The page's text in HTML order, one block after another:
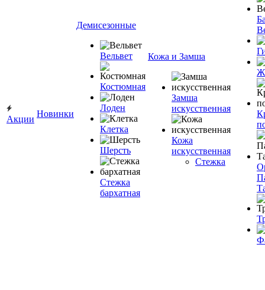
Акции
Новинки
Демисезонные
Вельвет
Костюмная
Лоден
Клетка
Шерсть
Стежка
бархатная
Кожа и Замша
Замша
искусственная
Кожа
искусственная
Стежка